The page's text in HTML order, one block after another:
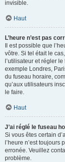
invisible.
Haut
L’heure n’est pas
Il est possible que
vôtre. Si tel était le
l’utilisateur et régler
exemple Londres,
du fuseau horaire,
qu’aux utilisateurs
le faire.
Haut
J’ai réglé le fuseau
Si vous êtes certain
l’heure n’est
erronée. Veuillez
problème.